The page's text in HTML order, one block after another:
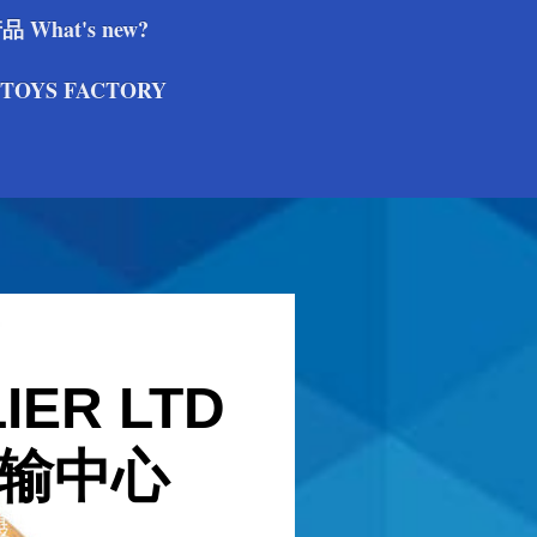
What's new?
TOYS FACTORY
LTD
中心